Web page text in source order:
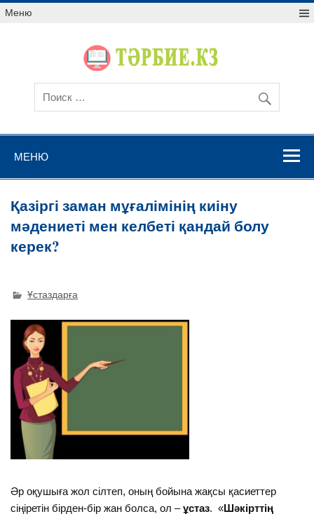
Меню
МЕНЮ
Қазіргі заман мұғалімінің киіну
мәдениеті мен келбеті қандай болу
керек?
Ұстаздарға
Әр оқушыға жол сілтеп, оның бойына жақсы қасиеттер
сіңіретін бірден-бір жан болса, ол –ұстаз. «Шәкірттің